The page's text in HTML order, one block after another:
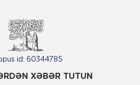
id: 60344785
XƏBƏR TUTUN